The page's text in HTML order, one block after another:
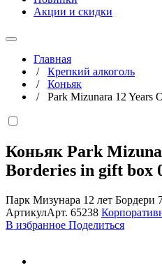
Акции и скидки
Главная
/ Крепкий алкоголь
/ Коньяк
/ Park Mizunara 12 Years
Коньяк Park
Borderies in gift box
Парк Мизунара 12 лет Бордери
АртикулАрт. 65238
В избранное Поделиться